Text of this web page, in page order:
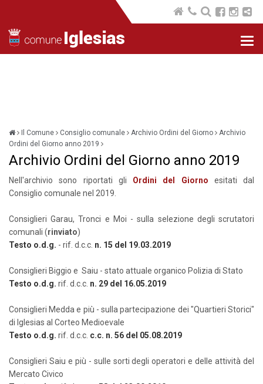
Il Comune Consiglio comunale Archivio Ordini del Giorno
Archivio
Ordini del Giorno anno 2019
Archivio Ordini del Giorno anno 2019
Nell'archivio sono riportati gli Ordini del Giorno esitati dal
Consiglio comunale nel 2019.
Consiglieri Garau, Tronci e Moi - sulla selezione degli scrutatori
comunali (rinviato)
Testo o.d.g. - rif. d.c.c. n. 15 del 19.03.2019
Consiglieri Biggio e Saiu - stato attuale organico Polizia di Stato
Testo o.d.g. rif. d.c.c. n. 29 del 16.05.2019
Consiglieri Medda e più - sulla partecipazione dei "Quartieri Storici"
di Iglesias al Corteo Medioevale
Testo o.d.g. rif. d.c.c. c.c. n. 56 del 05.08.2019
Consiglieri Saiu e più - sulle sorti degli operatori e delle attività del
Mercato Civico